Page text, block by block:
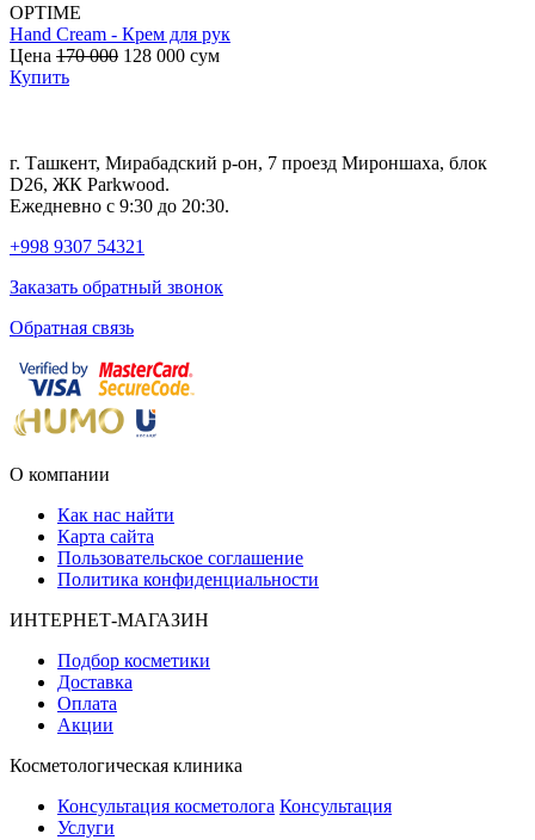
OPTIME
Hand Cream - Крем для рук
Цена 170 000 128 000 сум
Купить
г. Ташкент, Мирабадский р-он, 7 проезд Мироншаха, блок
D26, ЖК Раrkwood.
Ежедневно с 9:30 до 20:30.
+998 9307 54321
Заказать обратный звонок
Обратная связь
О компании
Как нас найти
Карта сайта
Пользовательское соглашение
Политика конфиденциальности
ИНТЕРНЕТ-МАГАЗИН
Подбор косметики
Доставка
Оплата
Акции
Косметологическая клиника
Консультация косметолога Консультация
Услуги